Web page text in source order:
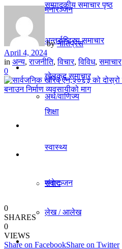
मनाेरञ्जन
राजनीति
अर्थ/वाणिज्य
अर्थ/वाणिज्य
संवाद
लेख / आलेख
खेलकुद समाचार
सम्पादकीय समाचार पृष्ठ
अन्तर्राष्ट्रिय समाचार
खेलकुद समाचार
शिक्षा
स्वास्थ्य
मनाेरञ्जन
राजनीति
by नीतिप्रेस
April 4, 2024
in अन्य,राजनीति,विचार,विविध,समाचार
0
0
SHARES
0
VIEWS
Share on FacebookShare on Twitter